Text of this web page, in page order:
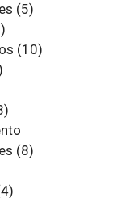
(5)
(10)
(8)